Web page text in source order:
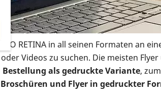
dieses bestellen bzw. herunterladen
Website für blinde und
RETINA in all seinen Formaten an
Videos zu suchen. Die meisten
als gedruckte Variante,
und Flyer in gedruckter